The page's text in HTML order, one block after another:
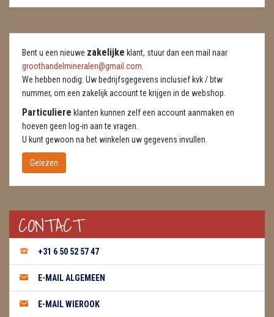
DIERTJES
DIVERSE
ENGELEN
FENG SHUI
GEODE 'S / STANDAARDS
GESLEPEN STENEN
HANGERS
HUISREINIGING
Bent u een nieuwe zakelijke klant, stuur dan een mail naar
groothandelmineralen@gmail.com
We hebben nodig: Uw bedrijfsgegevens inclusief kvk / btw
nummer, om een zakelijk account te krijgen in de webshop.
Particuliere klanten kunnen zelf een account aanmaken en
hoeven geen log-in aan te vragen.
U kunt gewoon na het winkelen uw gegevens invullen.
Gelezen
CONTACT
+31 6 50 52 57 47
E-MAIL ALGEMEEN
E-MAIL WIEROOK